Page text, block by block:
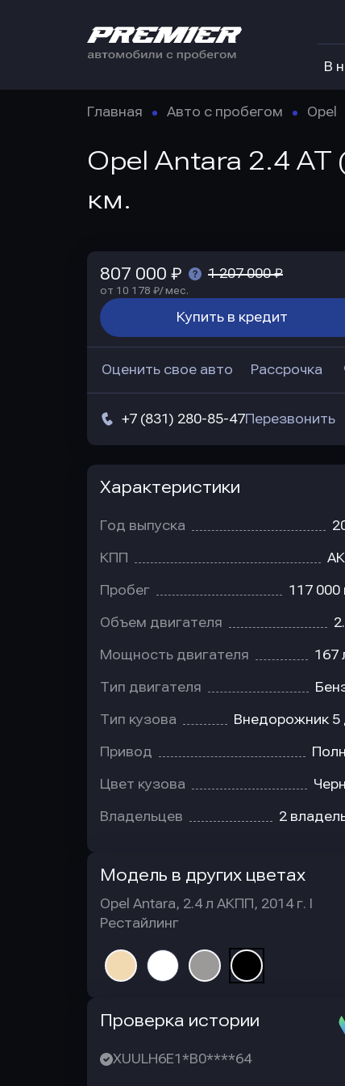
В
Главная Авто с пробегом Opel
Opel Antara 2.4 AT
км.
807 000 ₽ 1 207 000 ₽
от 10 178 ₽/ мес.
Купить в кредит
Оценить свое авто Рассрочка
+7 (831) 280-85-47Перезвонить
Характеристики
Год выпуска
КПП
Пробег 117 000
Объем двигателя
Мощность двигателя 167
Тип двигателя
Тип кузова Внедорожник 5
Привод
Цвет кузова
Владельцев 2
Модель в других цветах
Opel Antara, 2.4 л АКПП, 2014 г. I
Рестайлинг
Проверка истории
XUULH6E1*B0****64